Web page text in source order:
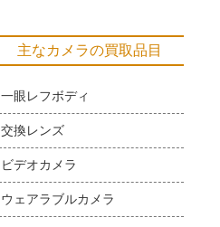
主なカメラの買取品目
一眼レフボディ
交換レンズ
ビデオカメラ
ウェアラブルカメラ